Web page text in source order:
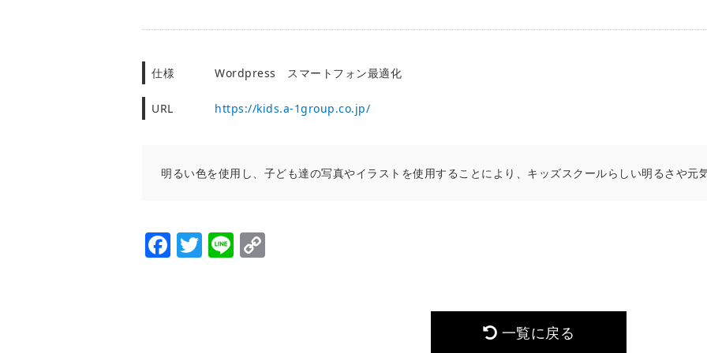
仕様 Wordpress スマートフォン最適化
URL https://kids.a-1group.co.jp/
明るい色を使用し、子ども達の写真やイラストを使用することにより、キッズスクールらしい明るさや元
Facebook
Twitter
Line
一覧に戻る